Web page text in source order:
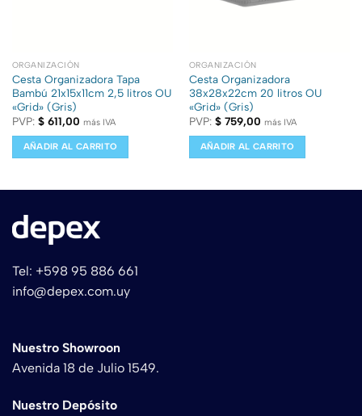
ORGANIZACIÓN
Cesta Organizadora Tapa
Bambú 21x15x11cm 2,5 litros OU
«Grid» (Gris)
PVP: $611,00 más IVA
AÑADIR AL CARRITO
ORGANIZACIÓN
Cesta Organizadora
38x28x22cm 20 litros OU
«Grid» (Gris)
PVP: $759,00 más IVA
AÑADIR AL CARRITO
Tel: +598 95 886 661
info@depex.com.uy
Nuestro Showroon
Avenida 18 de Julio 1549.
Nuestro Depósito